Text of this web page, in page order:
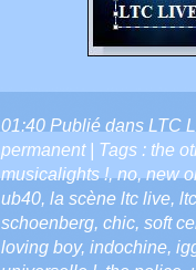
01:40 Publié dans LTC
permanent| Tags : the
musicalights !,no,new
ub40, la scène ltc live,
schoenberg, chic, soft
loving boy, indochine,